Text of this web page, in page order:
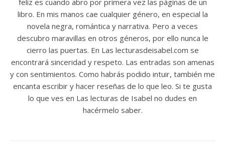
libro. En mis manos cae cualquier género, en especial la
novela negra, romántica y narrativa. Pero a veces
descubro maravillas en otros géneros, por ello nunca le
cierro las puertas. En Las lecturasdeisabel.com se
encontrará sinceridad y respeto. Las entradas son amenas
y con sentimientos. Como habrás podido intuir, también me
encanta escribir y hacer reseñas de lo que leo. Si te gusta
lo que ves en Las lecturas de Isabel no dudes en
hacérmelo saber.